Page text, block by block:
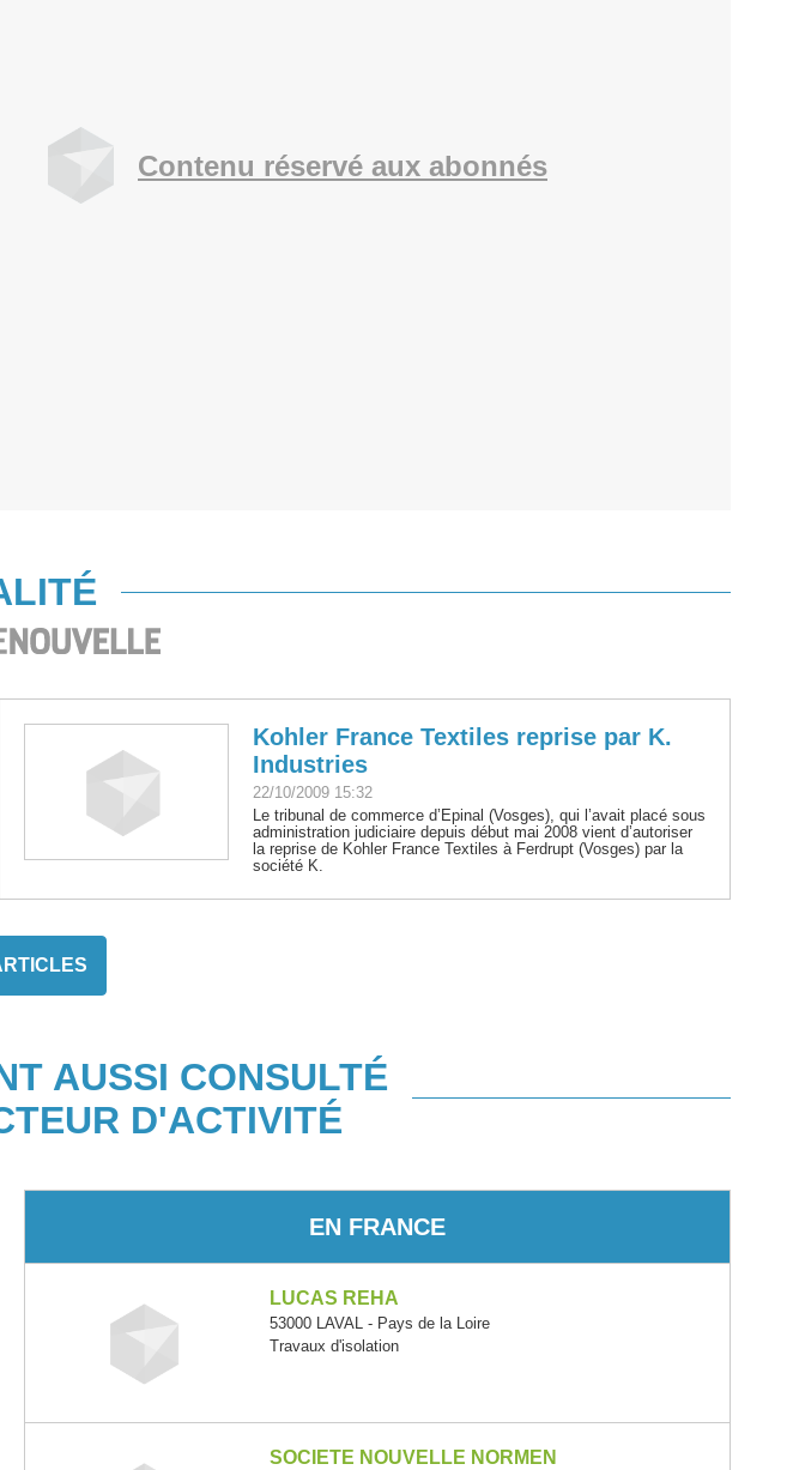
Contenu réservé aux abonnés
Kohler France Textiles reprise par K.
Industries
22/10/2009 15:32
Le tribunal de commerce d’Epinal (Vosges), qui l’avait placé sous
administration judiciaire depuis début mai 2008 vient d’autoriser
la reprise de Kohler France Textiles à Ferdrupt (Vosges) par la
société K.
AUSSI CONSULTÉ
D'ACTIVITÉ
EN FRANCE
LUCAS REHA
53000 LAVAL - Pays de la Loire
Travaux d'isolation
SOCIETE NOUVELLE NORMEN